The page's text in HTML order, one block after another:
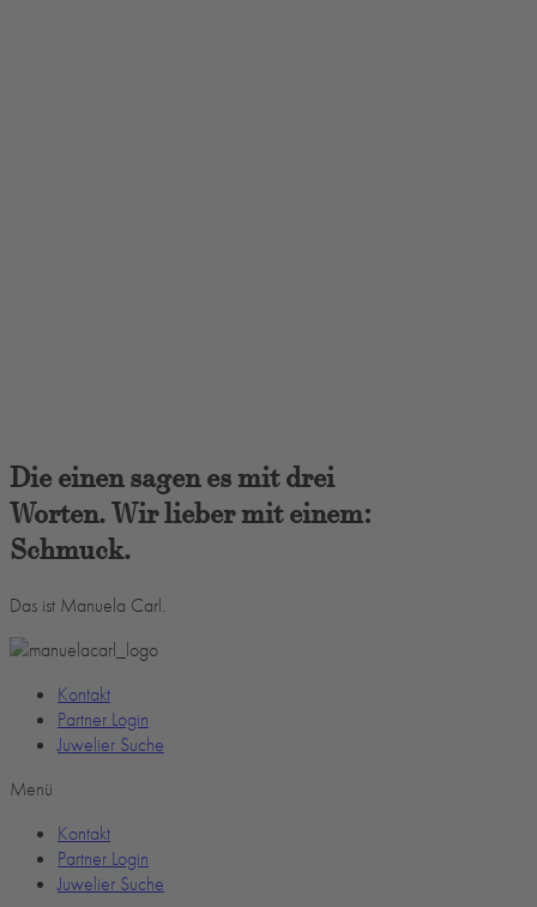
Die einen sagen es mit drei
Worten. Wir lieber mit einem:
Schmuck.
Das ist Manuela Carl.
Kontakt
Partner Login
Juwelier Suche
Menü
Kontakt
Partner Login
Juwelier Suche